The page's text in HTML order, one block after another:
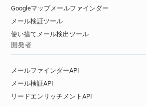
Googleマップメールファインダー
メール検証ツール
使い捨てメール検出ツール
開発者
メールファインダーAPI
メール検証API
リードエンリッチメントAPI